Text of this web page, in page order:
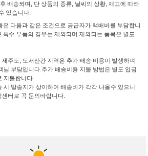
배송되며, 단 상품의 종류, 날씨의 상황, 재고에 따라
있습니다.
은 다음과 같은 조건으로 공급자가 택배비를 부담합니
특수 부품의 경우는 제외되며 제외되는 품목은 별도
주도, 도서산간 지역은 추가 배송 비용이 발생하며
님 부담입니다.추가 배송비용 지불 방법은 별도 입금
지불합니다.
시 발송지가 상이하여 배송비가 각각 나올수 있으니
터로 꼭 문의바랍니다.